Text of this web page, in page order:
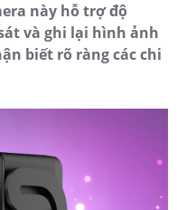
này hỗ trợ độ
và ghi lại hình ảnh
biết rõ ràng các chi